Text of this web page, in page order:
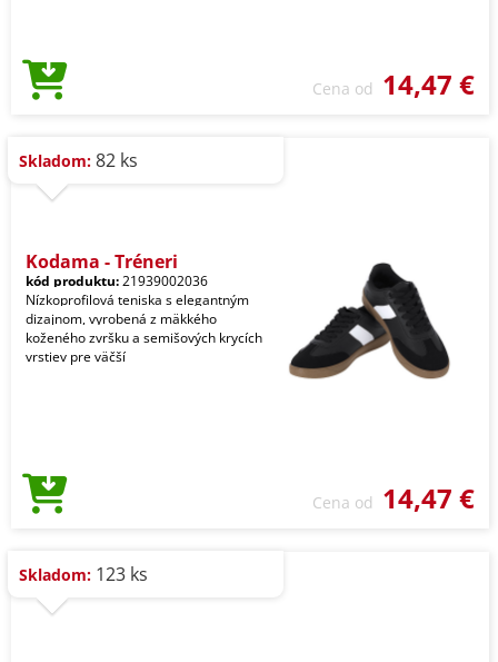
Cena od 14,47 €
Skladom: 82 ks
Kodama - Tréneri
kód produktu:21939002036
Nízkoprofilová teniska s elegantným
dizajnom, vyrobená z mäkkého
koženého zvršku a semišových krycích
vrstiev pre väčší
Cena od 14,47 €
Skladom: 123 ks